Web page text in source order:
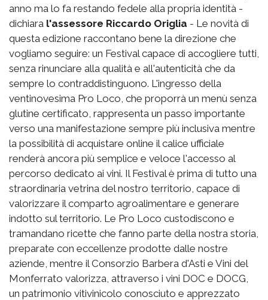
anno ma lo fa restando fedele alla propria identità -
dichiara l'assessore Riccardo Origlia - Le novità di
questa edizione raccontano bene la direzione che
vogliamo seguire: un Festival capace di accogliere tutti,
senza rinunciare alla qualità e all'autenticità che da
sempre lo contraddistinguono. L'ingresso della
ventinovesima Pro Loco, che proporrà un menù senza
glutine certificato, rappresenta un passo importante
verso una manifestazione sempre più inclusiva mentre
la possibilità di acquistare online il calice ufficiale
renderà ancora più semplice e veloce l'accesso al
percorso dedicato ai vini. Il Festival è prima di tutto una
straordinaria vetrina del nostro territorio, capace di
valorizzare il comparto agroalimentare e generare
indotto sul territorio. Le Pro Loco custodiscono e
tramandano ricette che fanno parte della nostra storia,
preparate con eccellenze prodotte dalle nostre
aziende, mentre il Consorzio Barbera d'Asti e Vini del
Monferrato valorizza, attraverso i vini DOC e DOCG,
un patrimonio vitivinicolo conosciuto e apprezzato